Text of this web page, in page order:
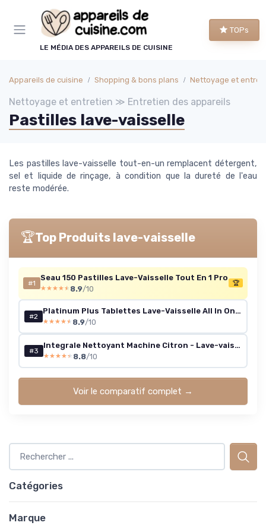
LE MÉDIA DES APPAREILS DE CUISINE
TOPs
Appareils de cuisine Shopping & bons plans Nettoyage et
Nettoyage et entretien ≫ Entretien des appareils
Pastilles lave-vaisselle
Les pastilles lave-vaisselle tout-en-un remplacent détergent,
sel et liquide de rinçage, à condition que la dureté de l'eau
reste modérée.
🏆Top Produits lave-vaisselle
#1
Seau 150 Pastilles Lave-Vaisselle Tout En 1 Pro
★★★★★
★★★★★ 8.9/10
🏆
#2
Platinum Plus Tablettes Lave-Vaisselle All In One Technologie Anti-terne, Regular, 88 Capsules, Nettoyage Optimal, Redonne De L’Éclat Et Prévient Le Calcaire (Lot de 2)
★★★★★
★★★★★ 8.9/10
#3
Integrale Nettoyant Machine Citron - Lave-vaisselle - 12x250 ml
★★★★★
★★★★★ 8.8/10
Voir le comparatif complet →
Catégories
Marque
Panneau de gestion des cookies